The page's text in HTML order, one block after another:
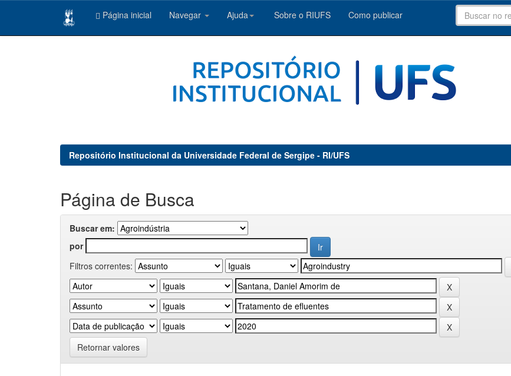
Página inicial Navegar Ajuda Sobre o RIUFS Como publicar
Repositório Institucional da Universidade Federal de Sergipe - RI/UFS
Página de Busca
Buscar em:
por
Filtros correntes:
Retornar valores